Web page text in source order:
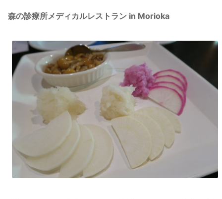
森の診療所メディカルレストラン in Morioka